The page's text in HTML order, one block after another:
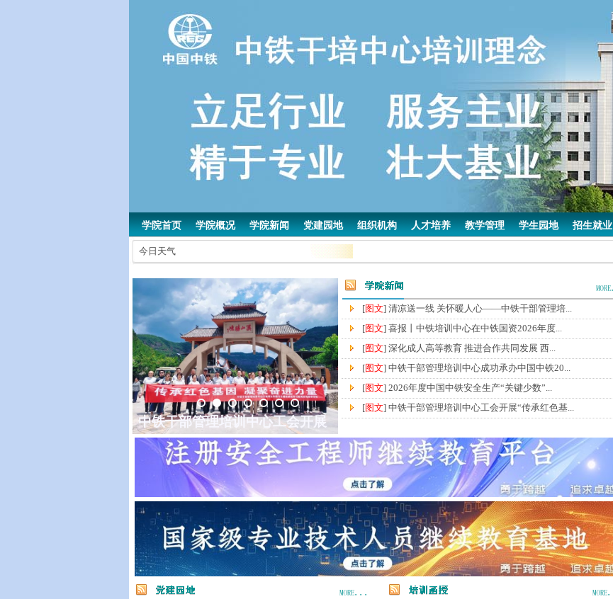
学院首页 学院概况 学院新闻 党建园地 组织机构 人才培养 教学管理 学生园地 招生就业
今日天气
中铁干部管理培训中心工会开展
[图文] 清凉送一线 关怀暖人心——中铁干部管理培...
[图文] 喜报丨中铁培训中心在中铁国资2026年度...
[图文] 深化成人高等教育 推进合作共同发展 西...
[图文] 中铁干部管理培训中心成功承办中国中铁20...
[图文] 2026年度中国中铁安全生产“关键少数”...
[图文] 中铁干部管理培训中心工会开展“传承红色基...